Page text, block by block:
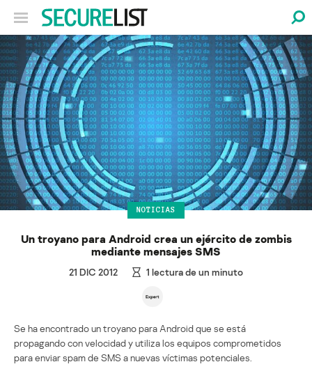
NOTICIAS
Un troyano para Android crea un ejército de zombis
mediante mensajes SMS
21 DIC 2012 1 lectura de un minuto
Se ha encontrado un troyano para Android que se está
propagando con velocidad y utiliza los equipos comprometidos
para enviar spam de SMS a nuevas víctimas potenciales.